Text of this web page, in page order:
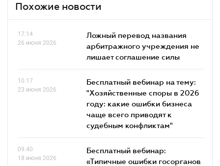
Похожие новости
17.14
26 июня 2026
Ложный перевод названия
арбитражного учреждения не
лишает соглашение силы
10.17
23 июня 2026
Бесплатный вебинар на тему:
"Хозяйственные споры в 2026
году: какие ошибки бизнеса
чаще всего приводят к
судебным конфликтам"
09.40
18 июня 2026
Бесплатный вебинар:
«Типичные ошибки госорганов